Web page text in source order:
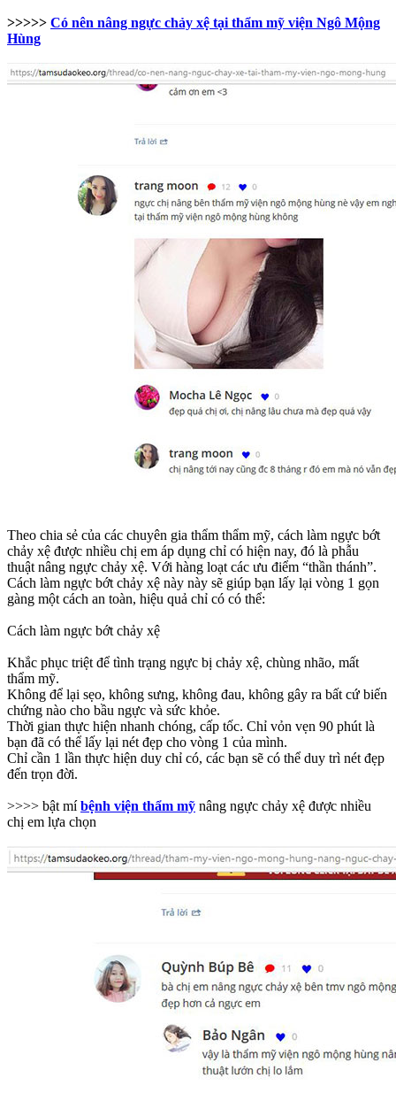
>>>>> Có nên nâng ngực chảy xệ tại thẩm mỹ viện Ngô Mộng
Hùng
Theo chia sẻ của các chuyên gia thẩm thẩm mỹ, cách làm ngực bớt
chảy xệ được nhiều chị em áp dụng chỉ có hiện nay, đó là phẫu
thuật nâng ngực chảy xệ. Với hàng loạt các ưu điểm “thần thánh”.
Cách làm ngực bớt chảy xệ này này sẽ giúp bạn lấy lại vòng 1 gọn
gàng một cách an toàn, hiệu quả chỉ có có thể:
Cách làm ngực bớt chảy xệ
Khắc phục triệt để tình trạng ngực bị chảy xệ, chùng nhão, mất
thẩm mỹ.
Không để lại sẹo, không sưng, không đau, không gây ra bất cứ biến
chứng nào cho bầu ngực và sức khỏe.
Thời gian thực hiện nhanh chóng, cấp tốc. Chỉ vỏn vẹn 90 phút là
bạn đã có thể lấy lại nét đẹp cho vòng 1 của mình.
Chỉ cần 1 lần thực hiện duy chỉ có, các bạn sẽ có thể duy trì nét đẹp
đến trọn đời.
>>>> bật míbệnh viện thẩm mỹ nâng ngực chảy xệ được nhiều
chị em lựa chọn